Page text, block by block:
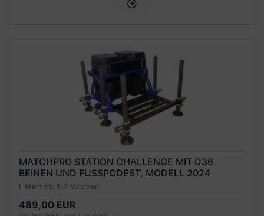
MATCHPRO STATION CHALLENGE MIT D36
BEINEN UND FUSSPODEST, MODELL 2024
Lieferzeit: 1-2 Wochen
489,00 EUR